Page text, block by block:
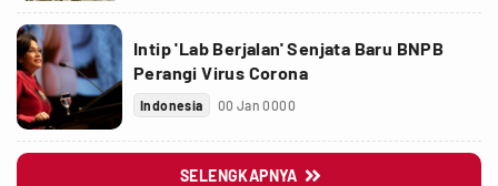
Intip 'Lab Berjalan' Senjata Baru BNPB
Perangi Virus Corona
Indonesia 00 Jan 0000
SELENGKAPNYA 